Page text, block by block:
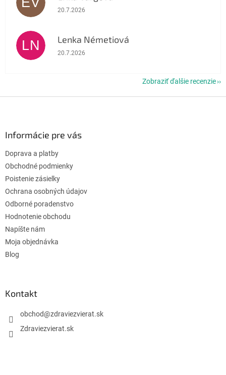
Hodnotenie obchodu je 5 z 5 hviezdičiek.
20.7.2026
LN Lenka Németiová
Hodnotenie obchodu je 5 z 5 hviezdičiek.
20.7.2026
Zobraziť ďalšie recenzie
Informácie pre vás
Doprava a platby
Obchodné podmienky
Poistenie zásielky
Ochrana osobných údajov
Odborné poradenstvo
Hodnotenie obchodu
Napíšte nám
Moja objednávka
Blog
Kontakt
obchod@zdraviezvierat.sk
Zdraviezvierat.sk